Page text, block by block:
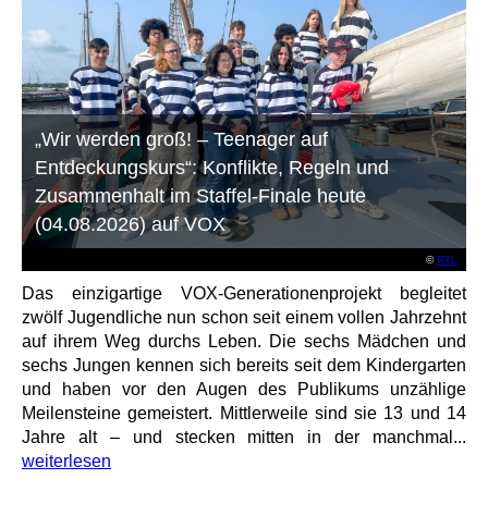
©RTL
„Wir werden groß! – Teenager auf
Entdeckungskurs“: Konflikte, Regeln und
Zusammenhalt im Staffel-Finale heute
(04.08.2026) auf VOX
Das einzigartige VOX-Generationenprojekt begleitet
zwölf Jugendliche nun schon seit einem vollen Jahrzehnt
auf ihrem Weg durchs Leben. Die sechs Mädchen und
sechs Jungen kennen sich bereits seit dem Kindergarten
und haben vor den Augen des Publikums unzählige
Meilensteine gemeistert. Mittlerweile sind sie 13 und 14
Jahre alt – und stecken mitten in der manchmal...
weiterlesen